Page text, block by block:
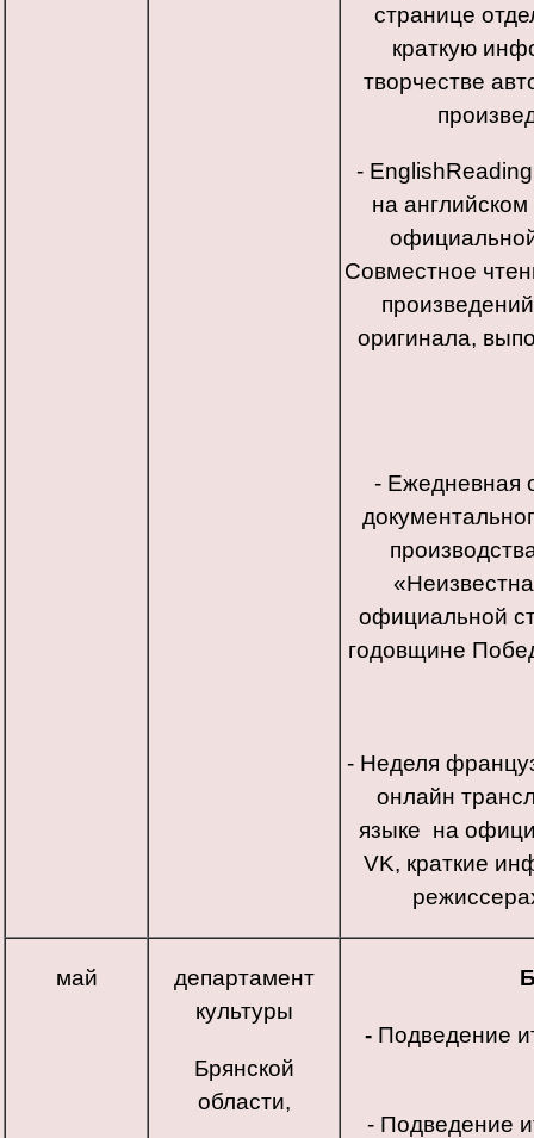
странице
краткую
творчестве
-
на
Совместное
оригинала,
- Ежедневная
официальной
годовщине
- Неделя
онлайн
языке на
VK, краткие
май
департамент
культуры
Брянской
области,
- Подведение
- Подведение